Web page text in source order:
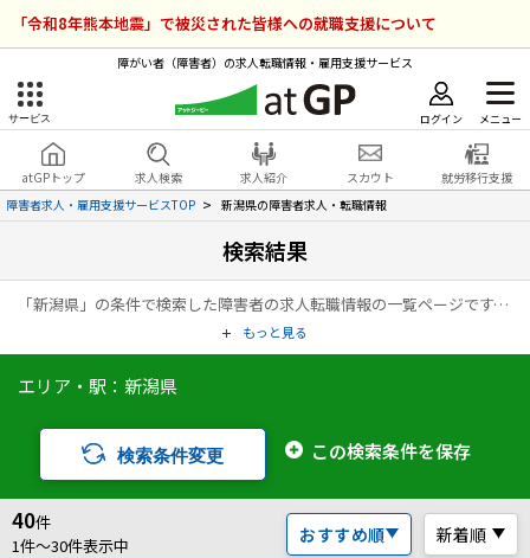
「令和8年熊本地震」で被災された皆様への就職支援について
障がい者（障害者）の求人転職情報・雇用支援サービス
サービス ログイン メニュー
atGPトップ 求人検索 求人紹介 スカウト
就労移行支援
障害者求人・雇用支援サービスTOP
新潟県の障害者求人・転職情報
検索結果
「新潟県」の条件で検索した障害者の求人転職情報の一覧ページです。アットジーピー（atGP）は、障害者の求人情報・障害者専門の転職支援サービス（エージェント）・就労移行支援事業所など、雇用に関する様々なサービスを展開している障害者の「働く」をトータルでサポートするサービスです。
もっと見る
エリア・駅：新潟県
検索条件変更 この検索条件を保存
おすすめ順 新着順
40件
1件〜30件表示中
障害者雇用のアットジーピー
サービスラインナップ
障害者専門の就転職支援サービス
障害者アスリート専門の就転職支援サービス
ハイスキルな障害者の転職支援サービス
ログイン 会員登録 無料
求人を検索する
求人を紹介してもらう
スカウトを受ける